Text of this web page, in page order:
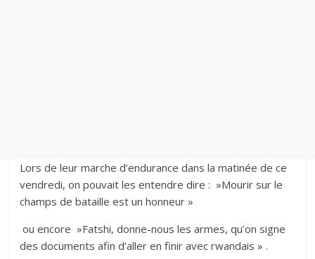
Lors de leur marche d’endurance dans la matinée de ce
vendredi, on pouvait les entendre dire : »Mourir sur le
champs de bataille est un honneur »
ou encore »Fatshi, donne-nous les armes, qu’on signe
des documents afin d’aller en finir avec rwandais » .